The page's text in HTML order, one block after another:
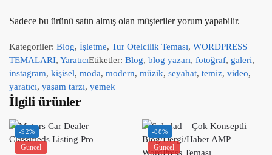
Sadece bu ürünü satın almış olan müşteriler yorum yapabilir.
Kategoriler: Blog, İşletme, Tur Otelcilik Teması, WORDPRESS
TEMALARI, YaratıcıEtiketler: Blog, blog yazarı, fotoğraf, galeri,
instagram, kişisel, moda, modern, müzik, seyahat, temiz, video,
yaratıcı, yaşam tarzı, yemek
İlgili ürünler
-92%
Güncel
-88%
Güncel